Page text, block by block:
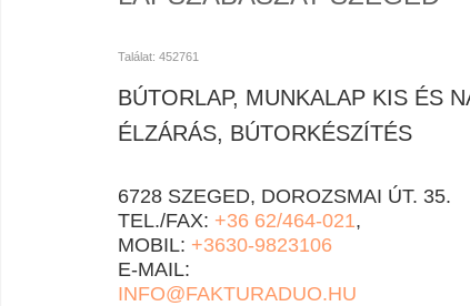
Találat: 452761
BÚTORLAP, MUNKALAP KIS ÉS
ÉLZÁRÁS, BÚTORKÉSZÍTÉS
6728 SZEGED, DOROZSMAI ÚT. 35.
TEL./FAX: +36 62/464-021,
MOBIL: +3630-9823106
E-MAIL:
INFO@FAKTURADUO.HU